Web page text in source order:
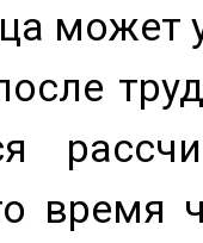
может
время